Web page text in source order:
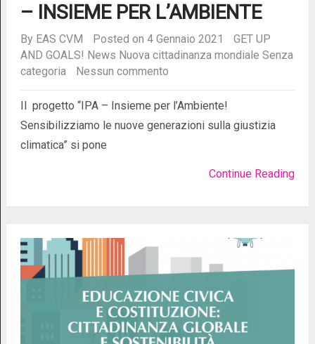
– INSIEME PER L’AMBIENTE
By EAS CVM Posted on 4 Gennaio 2021
GET UP
AND GOALS! News Nuova cittadinanza mondiale Senza
categoria
Nessun commento
Il progetto “IPA – Insieme per l’Ambiente!
Sensibilizziamo le nuove generazioni sulla giustizia
climatica” si pone
Continue Reading